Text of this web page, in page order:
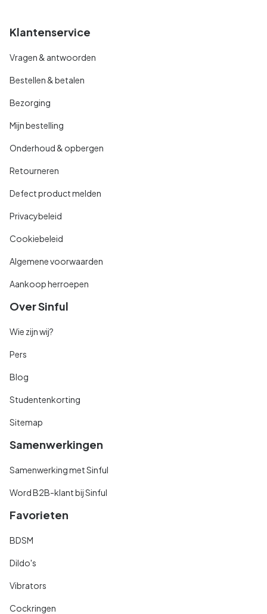
Klantenservice
Vragen & antwoorden
Bestellen & betalen
Bezorging
Mijn bestelling
Onderhoud & opbergen
Retourneren
Defect product melden
Privacybeleid
Cookiebeleid
Algemene voorwaarden
Aankoop herroepen
Over Sinful
Wie zijn wij?
Pers
Blog
Studentenkorting
Sitemap
Samenwerkingen
Samenwerking met Sinful
Word B2B-klant bij Sinful
Favorieten
BDSM
Dildo's
Vibrators
Cockringen